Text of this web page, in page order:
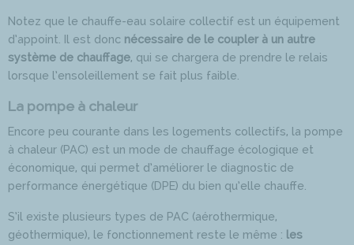
Notez que le chauffe-eau solaire collectif est un équipement
d’appoint. Il est donc nécessaire de le coupler à un autre
système de chauffage, qui se chargera de prendre le relais
lorsque l’ensoleillement se fait plus faible.
La pompe à chaleur
Encore peu courante dans les logements collectifs, la pompe
à chaleur (PAC) est un mode de chauffage écologique et
économique, qui permet d’améliorer le diagnostic de
performance énergétique (DPE) du bien qu’elle chauffe.
S’il existe plusieurs types de PAC (aérothermique,
géothermique), le fonctionnement reste le même : les